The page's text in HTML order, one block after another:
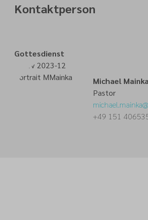
Kontaktperson
Gottesdienst
Michael Mainka
Pastor
michael.mainka@
+49 151